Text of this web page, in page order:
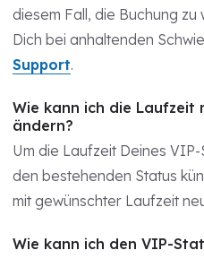
diesem Fall, die Buchung
Dich bei anhaltenden
Support.
Wie kann ich die Laufzeit
ändern?
Um die Laufzeit Deines
den bestehenden Status
mit gewünschter Laufzeit
Wie kann ich den VIP-